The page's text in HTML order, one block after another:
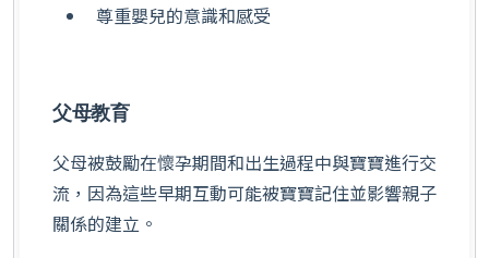
尊重嬰兒的意識和感受
父母教育
父母被鼓勵在懷孕期間和出生過程中與寶寶進行交
流，因為這些早期互動可能被寶寶記住並影響親子
關係的建立。